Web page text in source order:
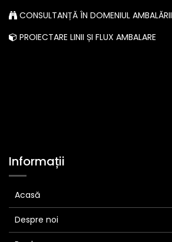
CONSULTANȚĂ ÎN DOMENIUL AMBALĂRII
PROIECTARE LINII ȘI FLUX AMBALARE
Informații
Acasă
Despre noi